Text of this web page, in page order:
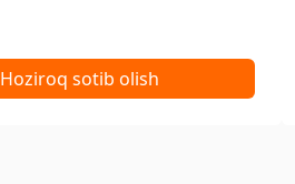
Hoziroq sotib olish